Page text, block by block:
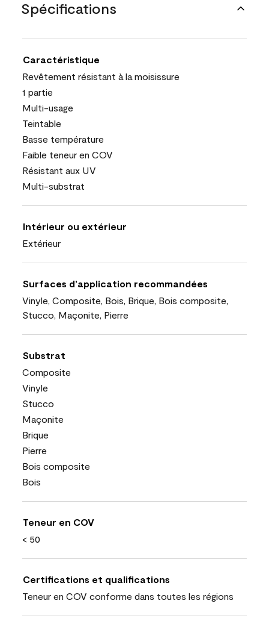
Spécifications
Caractéristique
Revêtement résistant à la moisissure
1 partie
Multi-usage
Teintable
Basse température
Faible teneur en COV
Résistant aux UV
Multi-substrat
Intérieur ou extérieur
Extérieur
Surfaces d’application recommandées
Vinyle, Composite, Bois, Brique, Bois composite,
Stucco, Maçonite, Pierre
Substrat
Composite
Vinyle
Stucco
Maçonite
Brique
Pierre
Bois composite
Bois
Teneur en COV
< 50
Certifications et qualifications
Teneur en COV conforme dans toutes les régions